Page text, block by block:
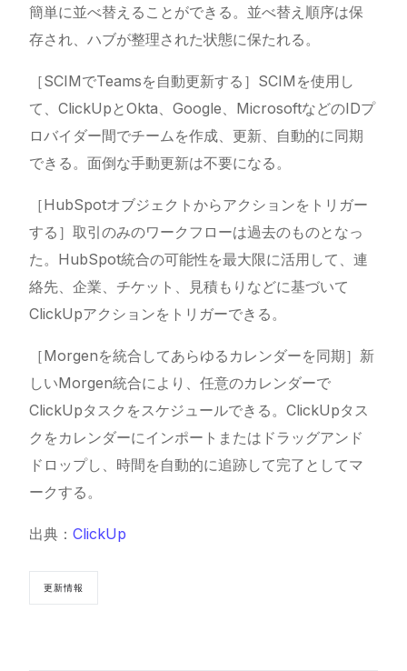
簡単に並べ替えることができる。並べ替え順序は保
存され、ハブが整理された状態に保たれる。
［SCIMでTeamsを自動更新する］SCIMを使用し
て、ClickUpとOkta、Google、MicrosoftなどのIDプ
ロバイダー間でチームを作成、更新、自動的に同期
できる。面倒な手動更新は不要になる。
［HubSpotオブジェクトからアクションをトリガー
する］取引のみのワークフローは過去のものとなっ
た。HubSpot統合の可能性を最大限に活用して、連
絡先、企業、チケット、見積もりなどに基づいて
ClickUpアクションをトリガーできる。
［Morgenを統合してあらゆるカレンダーを同期］新
しいMorgen統合により、任意のカレンダーで
ClickUpタスクをスケジュールできる。ClickUpタス
クをカレンダーにインポートまたはドラッグアンド
ドロップし、時間を自動的に追跡して完了としてマ
ークする。
出典：ClickUp
更新情報